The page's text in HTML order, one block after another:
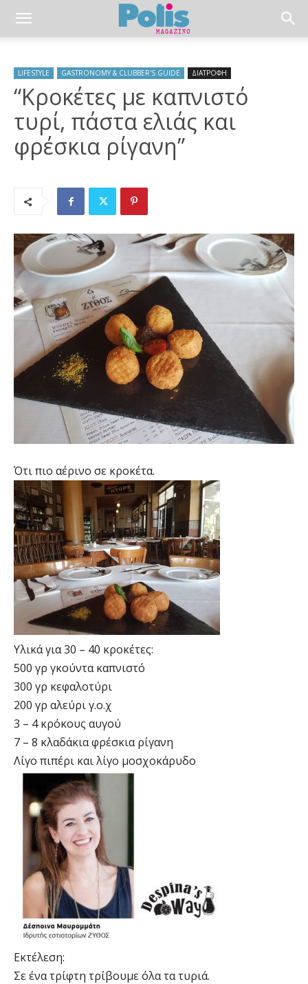
LIFESTYLE GASTRONOMY & CLUBBER'S GUIDE ΔΙΑΤΡΟΦΗ
“Κροκέτες με καπνιστό
τυρί, πάστα ελιάς και
φρέσκια ρίγανη”
Ότι πιο αέρινο σε κροκέτα.
Υλικά για 30 – 40 κροκέτες:
500 γρ γκούντα καπνιστό
300 γρ κεφαλοτύρι
200 γρ αλεύρι γ.ο.χ
3 – 4 κρόκους αυγού
7 – 8 κλαδάκια φρέσκια ρίγανη
Λίγο πιπέρι και λίγο μοσχοκάρυδο
Εκτέλεση:
Σε ένα τρίφτη τρίβουμε όλα τα τυριά.